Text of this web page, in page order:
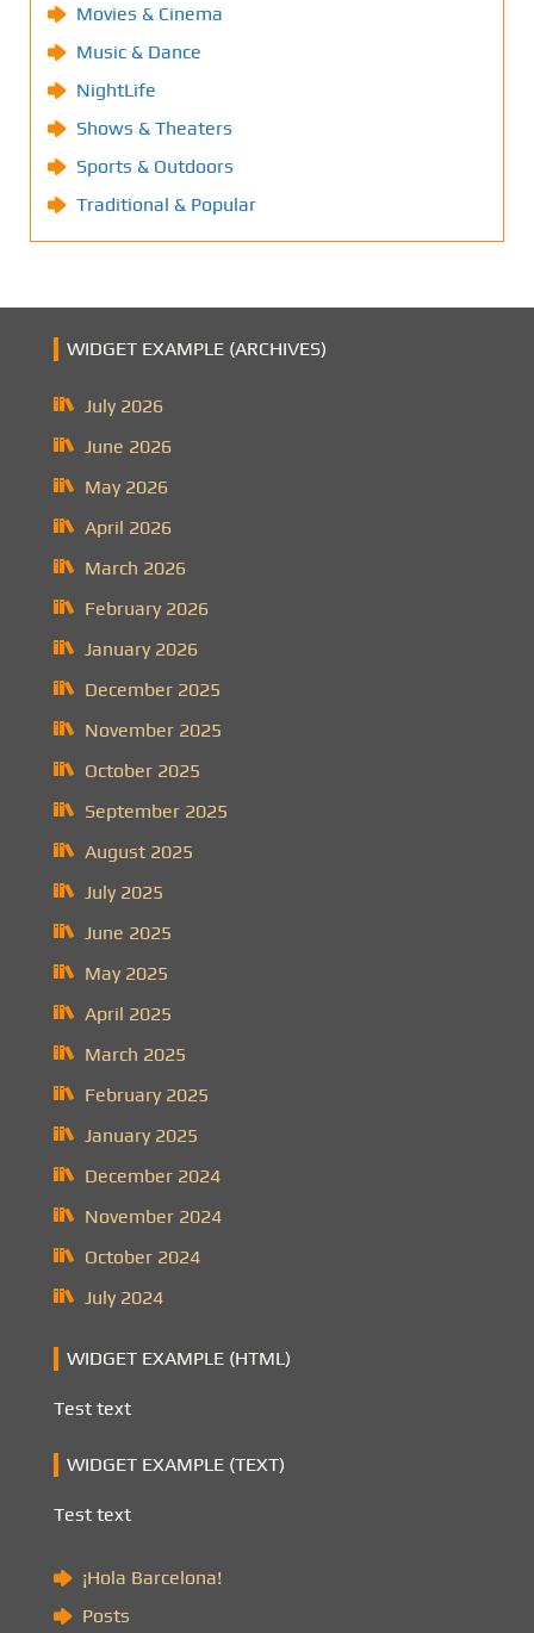
Movies & Cinema
Music & Dance
NightLife
Shows & Theaters
Sports & Outdoors
Traditional & Popular
WIDGET EXAMPLE (ARCHIVES)
July 2026
June 2026
May 2026
April 2026
March 2026
February 2026
January 2026
December 2025
November 2025
October 2025
September 2025
August 2025
July 2025
June 2025
May 2025
April 2025
March 2025
February 2025
January 2025
December 2024
November 2024
October 2024
July 2024
WIDGET EXAMPLE (HTML)
Test text
WIDGET EXAMPLE (TEXT)
Test text
¡Hola Barcelona!
Posts